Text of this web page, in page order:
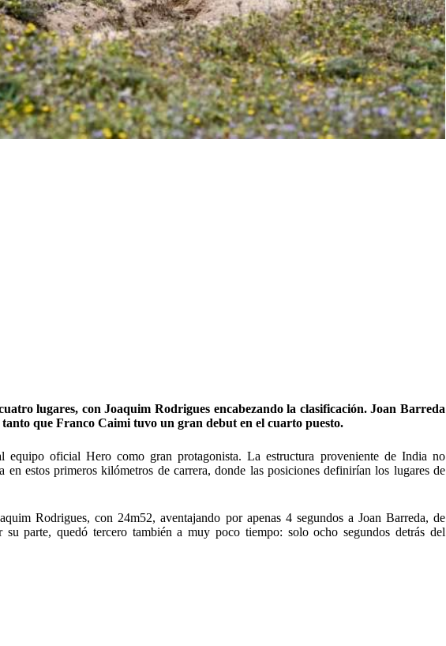
lugares, con Joaquim Rodrigues encabezando la clasificación. Joan Barreda
que Franco Caimi tuvo un gran debut en el cuarto puesto.
oficial Hero como gran protagonista. La estructura proveniente de India no
en estos primeros kilómetros de carrera, donde las posiciones definirían los lugares de
Rodrigues, con 24m52, aventajando por apenas 4 segundos a Joan Barreda, de
parte, quedó tercero también a muy poco tiempo: solo ocho segundos detrás del